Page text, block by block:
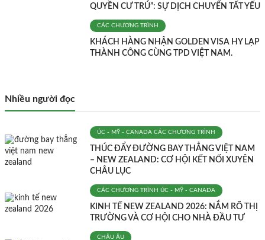
QUYỀN CƯ TRÚ”: SỰ DỊCH CHUYỂN TẤT YẾU
CÁC CHƯƠNG TRÌNH
KHÁCH HÀNG NHẬN GOLDEN VISA HY LẠP
THÀNH CÔNG CÙNG TPD VIỆT NAM.
Nhiều người đọc
ÚC - MỸ - CANADA CÁC CHƯƠNG TRÌNH
THÚC ĐẨY ĐƯỜNG BAY THẲNG VIỆT NAM
– NEW ZEALAND: CƠ HỘI KẾT NỐI XUYÊN
CHÂU LỤC
CÁC CHƯƠNG TRÌNH ÚC - MỸ - CANADA
KINH TẾ NEW ZEALAND 2026: NẮM RÕ THỊ
TRƯỜNG VÀ CƠ HỘI CHO NHÀ ĐẦU TƯ
CHÂU ÂU